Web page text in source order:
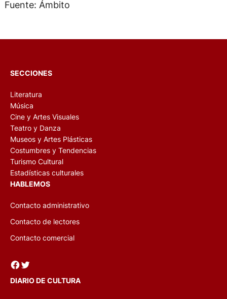
Fuente: Ámbito
SECCIONES
Literatura
Música
Cine y Artes Visuales
Teatro y Danza
Museos y Artes Plásticas
Costumbres y Tendencias
Turismo Cultural
Estadísticas culturales
HABLEMOS
Contacto administrativo
Contacto de lectores
Contacto comercial
Facebook Twitter
DIARIO DE CULTURA